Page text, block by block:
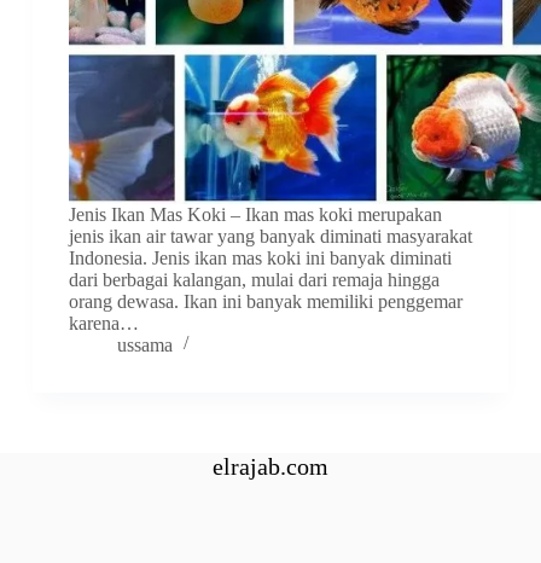
Jenis Ikan Mas Koki – Ikan mas koki merupakan
jenis ikan air tawar yang banyak diminati masyarakat
Indonesia. Jenis ikan mas koki ini banyak diminati
dari berbagai kalangan, mulai dari remaja hingga
orang dewasa. Ikan ini banyak memiliki penggemar
karena…
ussama
elrajab.com